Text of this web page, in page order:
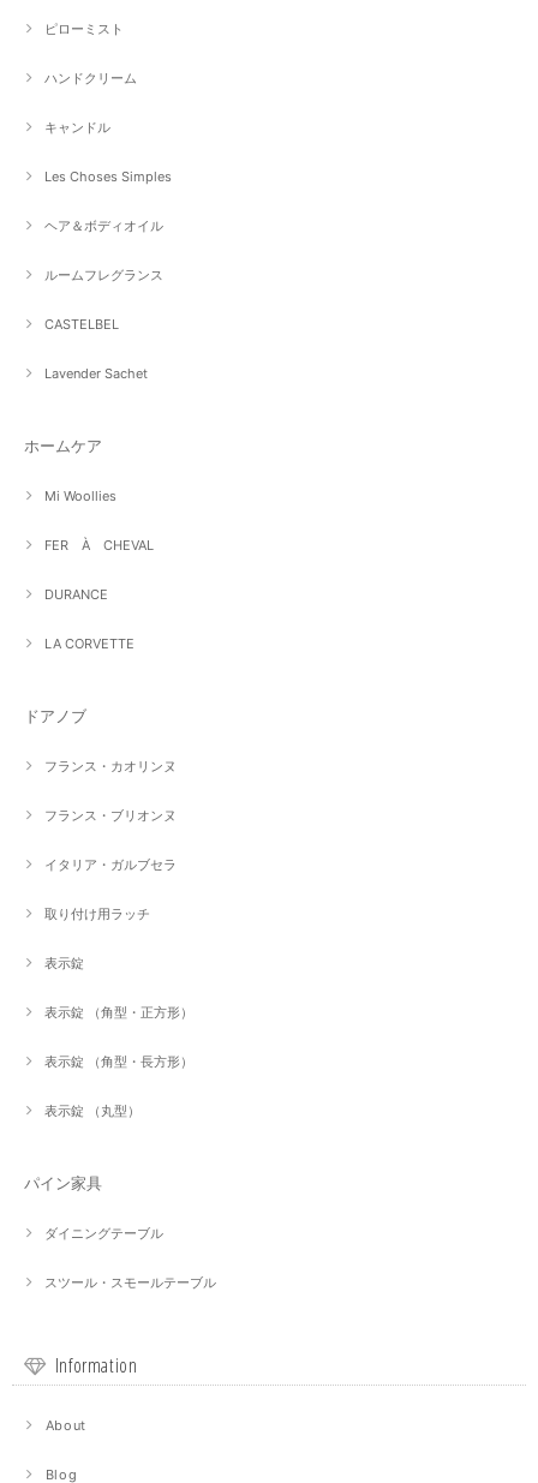
ピローミスト
ハンドクリーム
キャンドル
Les Choses Simples
ヘア＆ボディオイル
ルームフレグランス
CASTELBEL
Lavender Sachet
ホームケア
Mi Woollies
FER À CHEVAL
DURANCE
LA CORVETTE
ドアノブ
フランス・カオリンヌ
フランス・ブリオンヌ
イタリア・ガルブセラ
取り付け用ラッチ
表示錠
表示錠 （角型・正方形）
表示錠 （角型・長方形）
表示錠 （丸型）
パイン家具
ダイニングテーブル
スツール・スモールテーブル
Information
About
Blog